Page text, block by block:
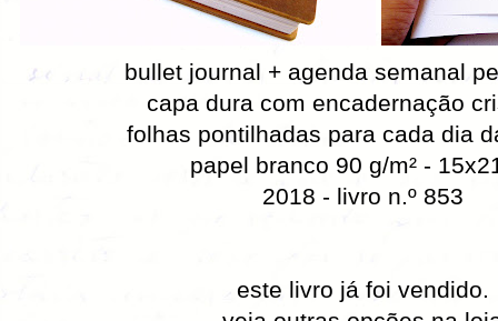
bullet journal + agenda semanal
capa dura com encadernação
folhas pontilhadas para cada dia
papel branco 90 g/m² -
2018 - livro n.º 853
este livro já foi vendido.